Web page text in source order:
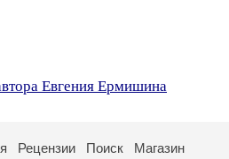
Евгения Ермишина
Рецензии Поиск
Магазин